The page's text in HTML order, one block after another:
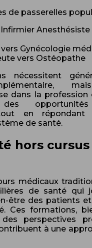
de passerelles
Gynécologie
vers Ostéopathe
nécessitent
dans la profession
opportunités
en répondant
de santé.
hors
médicaux
de santé qui
être des patients
Ces formations,
perspectives
à une